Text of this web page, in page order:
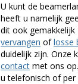
U kunt de
heeft u namelijk
dit ook gemakkelijk
vervangen oflosse
duidelijk zijn. Onze
contact met ons
u telefonisch of per